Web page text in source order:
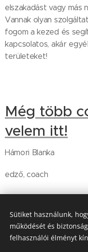
elszakadást vagy más
Vannak olyan
fogom a kezed és
kapcsolatos, akár
területeket!
Még több
velem itt!
Hámori Blanka
edző, coach
Sütiket használunk,
működését és
felhasználói élményt